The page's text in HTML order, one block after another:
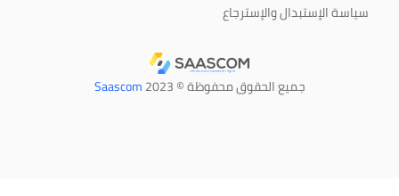
سياسة الإستبدال والإسترجاع
جميع الحقوق محفوظة © 2023 Saascom